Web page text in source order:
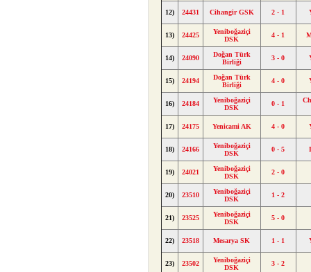
12) 24431 Cihangir GSK 2 - 1
13) 24425
Yeniboğaziçi
DSK
4 - 1
14) 24090
Doğan Türk
Birliği
3 - 0
15) 24194
Doğan Türk
Birliği
4 - 0
16) 24184
Yeniboğaziçi
DSK
0 - 1
17) 24175 Yenicami AK 4 - 0
18) 24166
Yeniboğaziçi
DSK
0 - 5
19) 24021
Yeniboğaziçi
DSK
2 - 0
20) 23510
Yeniboğaziçi
DSK
1 - 2
21) 23525
Yeniboğaziçi
DSK
5 - 0
22) 23518 Mesarya SK 1 - 1
23) 23502
Yeniboğaziçi
DSK
3 - 2